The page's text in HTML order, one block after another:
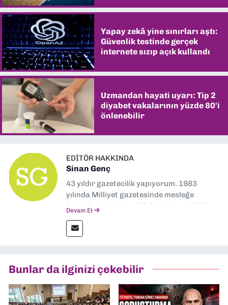
Yapay zekâ yine sınırları aştı:
Güvenlik testinde gerçek
internete sızıp açık kullandı
Uzmandan hayati uyarı: Tip 2
diyabet vakalarının yüzde 80'i
önlenebilir
EDITÖR HAKKINDA
Sinan Genç
43 yıldır gazetecilik yapıyorum. 1983
yılında Milliyet gazetesinde mesleğe
başladım. Ardından Türkiye’nin en köklü
muhabir, editör, müdür yardımcısı ve spor
müdürü olarak görev yaptım. Ayrıca Yeni
Gazetesi'nde editörlük yapıyorum
Devam Et
Bunlar da ilginizi çekebilir